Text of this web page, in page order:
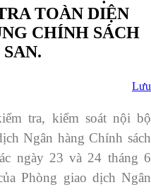
TOÀN DIỆN
CHÍNH SÁCH
Lưu
tra, kiểm soát nội bộ
Ngân hàng Chính sách
ngày 23 và 24 tháng 6
Phòng giao dịch Ngân